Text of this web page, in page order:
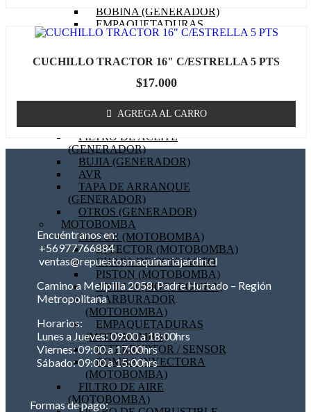
BOBINA (GENERADOR)
EMPAQUETADURAS
(GENERADOR)
MOTOR DE PARTIDA
FILTRO DE AIRE
(GENERADOR)
FILTRO DE COMBUSTIBLE
FILTRO DE ACEITE
(GENERADOR)
BUJIA (GENERADOR)
AVR
TAPA DE ARRANQUE
(GENERADOR)
OTROS (GENERADOR)
MOTOBOMBA
MOTOR (MOTOBOMBA)
INYECTOR (MOTOBOMBA)
CHAPA DE CONTACTO
PISTON (MOTOBOMBA)
ANILLO (MOTOBOMBA)
CARBURADOR
(MOTOBOMBA)
EMPAQUETADURAS
(MOTOBOMBA)
INTERRUPTOR / SENSOR
BOMBA INYECTORA
(MOTOBOMBA)
FILTRO DE AIRE
(MOTOBOMBA)
CUCHILLO TRACTOR 16" C/ESTRELLA 5 PTS
$17.000
AGREGA AL CARRO
Encuéntranos en:
+56977766884
ventas@repuestosmaquinariajardin.cl
Camino a Melipilla 2058, Padre Hurtado – Región
Metropolitana
Horarios:
Lunes a Jueves: 09:00 a 18:00hrs
Viernes: 09:00 a 17:00hrs
Sábado: 09:00 a 15:00hrs
Formas de pago: